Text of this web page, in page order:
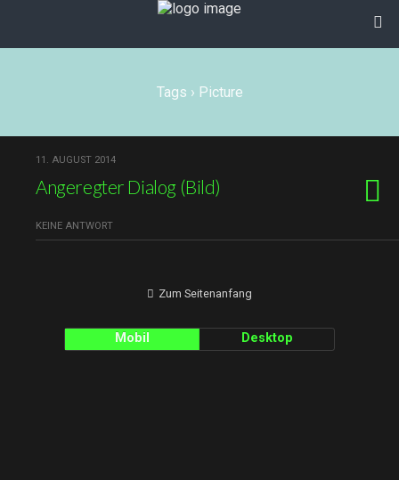
Tags › Picture
11. AUGUST 2014
Angeregter Dialog (Bild)
KEINE ANTWORT
Zum Seitenanfang
Mobil Desktop